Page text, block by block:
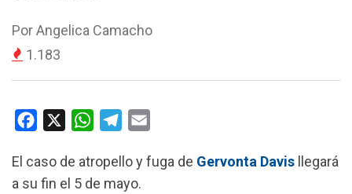
PorAngelica Camacho
1.183
c
e
W
a
t
l
e
a
El caso de atropello y fuga de Gervonta Davis llegará
a su fin el 5 de mayo.